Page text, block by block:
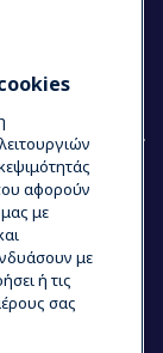
Policy
αφορούν
με
με
ή τις
σας